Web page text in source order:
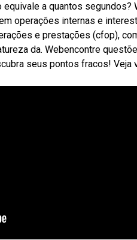
a quantos segundos?
operações internas e
e prestações (cfop),
da. Webencontre
seus pontos fracos! Veja